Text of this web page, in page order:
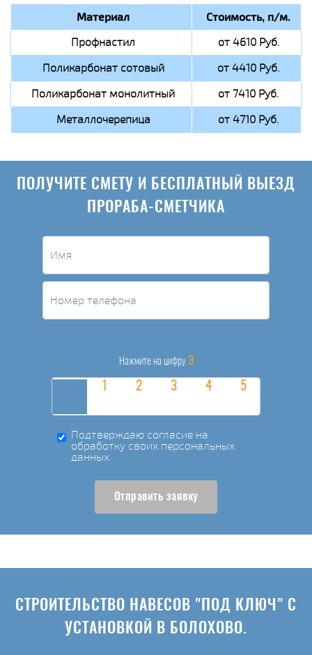
Материал Стоимость, п/м.
Профнастил
от 4610 Руб.
Поликарбонат сотовый
от 4410 Руб.
Поликарбонат монолитный
от 7410 Руб.
Металлочерепица
от 4710 Руб.
ПОЛУЧИТЕ СМЕТУ И БЕСПЛАТНЫЙ ВЫЕЗД
ПРОРАБА-СМЕТЧИКА
Нажмите на цифру 3
Подтверждаю согласие на
обработку своих персональных
данных
Отправить заявку
СТРОИТЕЛЬСТВО НАВЕСОВ "ПОД КЛЮЧ" С
УСТАНОВКОЙ В БОЛОХОВО.